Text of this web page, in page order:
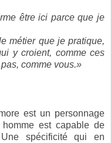
être ici parce que je
métier que je pratique,
y croient, comme ces
comme vous.»
est un personnage
est capable de
spécificité qui en